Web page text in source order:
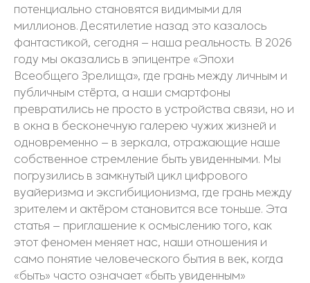
потенциально становятся видимыми для
миллионов. Десятилетие назад это казалось
фантастикой, сегодня – наша реальность. В 2026
году мы оказались в эпицентре «Эпохи
Всеобщего Зрелища», где грань между личным и
публичным стёрта, а наши смартфоны
превратились не просто в устройства связи, но и
в окна в бесконечную галерею чужих жизней и
одновременно – в зеркала, отражающие наше
собственное стремление быть увиденными. Мы
погрузились в замкнутый цикл цифрового
вуайеризма и эксгибиционизма, где грань между
зрителем и актёром становится все тоньше. Эта
статья – приглашение к осмыслению того, как
этот феномен меняет нас, наши отношения и
само понятие человеческого бытия в век, когда
«быть» часто означает «быть увиденным»